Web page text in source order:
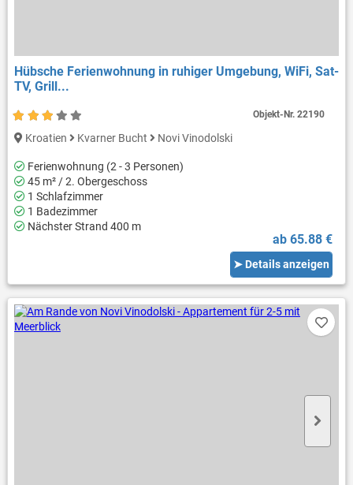
Hübsche Ferienwohnung in ruhiger Umgebung, WiFi, Sat-
TV, Grill...
Kroatien Kvarner Bucht Novi Vinodolski
Ferienwohnung (2 - 3 Personen)
45 m² / 2. Obergeschoss
1 Schlafzimmer
1 Badezimmer
Nächster Strand 400 m
ab 65.88 €
➤ Details anzeigen
Objekt-Nr.22190